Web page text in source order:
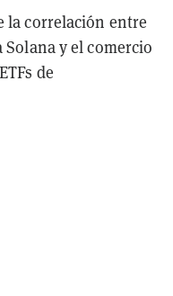
la correlación entre
y el comercio
de